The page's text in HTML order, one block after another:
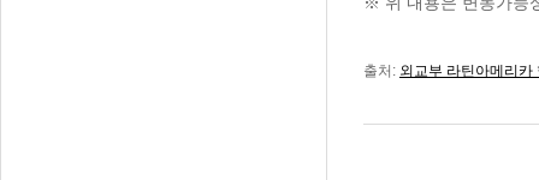
출처: 외교부 라틴아메리카